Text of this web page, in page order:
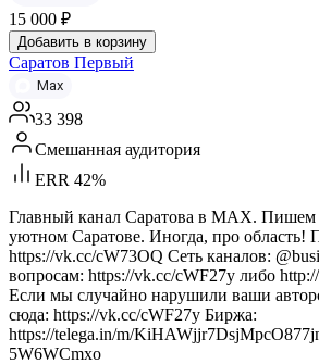
15 000 ₽
Добавить в корзину
Саратов Первый
Max
33 398
Смешанная аудитория
ERR 42%
Главный канал Саратова в MAX. Пишем
уютном Саратове. Иногда, про область!
https://vk.cc/cW73OQ Сеть каналов:
вопросам: https://vk.cc/cWF27y либо
Если мы случайно нарушили ваши
сюда: https://vk.cc/cWF27y Биржа:
https://telega.in/m/
5W6WCmxo